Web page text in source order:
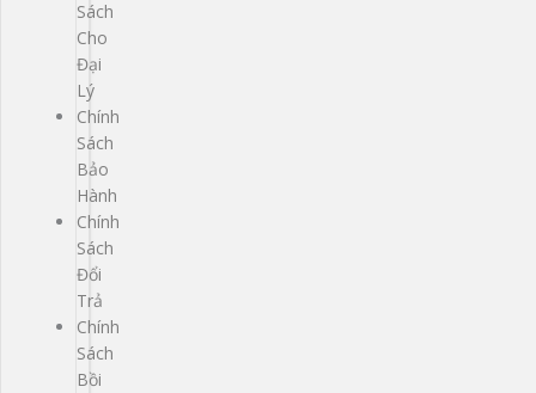
Sách
Cho
Đại
Lý
Chính
Sách
Bảo
Hành
Chính
Sách
Đổi
Trả
Chính
Sách
Bồi